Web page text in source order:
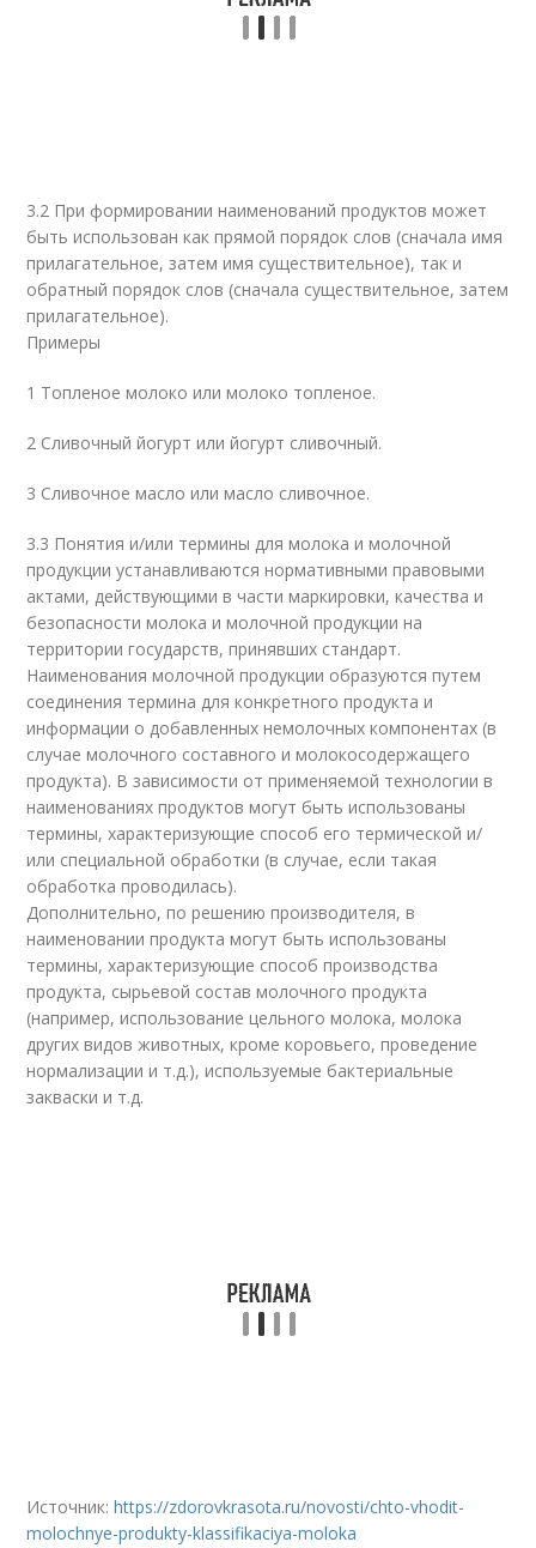
3.2 При формировании наименований продуктов может
быть использован как прямой порядок слов (сначала имя
прилагательное, затем имя существительное), так и
обратный порядок слов (сначала существительное, затем
прилагательное).
Примеры
1 Топленое молоко или молоко топленое.
2 Сливочный йогурт или йогурт сливочный.
3 Сливочное масло или масло сливочное.
3.3 Понятия и/или термины для молока и молочной
продукции устанавливаются нормативными правовыми
актами, действующими в части маркировки, качества и
безопасности молока и молочной продукции на
территории государств, принявших стандарт.
Наименования молочной продукции образуются путем
соединения термина для конкретного продукта и
информации о добавленных немолочных компонентах (в
случае молочного составного и молокосодержащего
продукта). В зависимости от применяемой технологии в
наименованиях продуктов могут быть использованы
термины, характеризующие способ его термической и/
или специальной обработки (в случае, если такая
обработка проводилась).
Дополнительно, по решению производителя, в
наименовании продукта могут быть использованы
термины, характеризующие способ производства
продукта, сырьевой состав молочного продукта
(например, использование цельного молока, молока
других видов животных, кроме коровьего, проведение
нормализации и т.д.), используемые бактериальные
закваски и т.д.
Источник:https://zdorovkrasota.ru/novosti/chto-vhodit-
molochnye-produkty-klassifikaciya-moloka